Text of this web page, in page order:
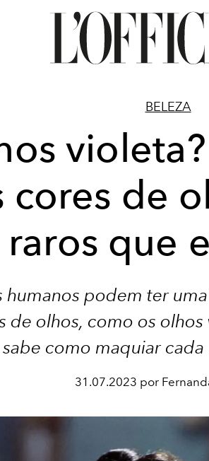
BELEZA
cores de
raros que
humanos podem ter
de olhos, como os olhos
como maquiar
31.07.2023 por